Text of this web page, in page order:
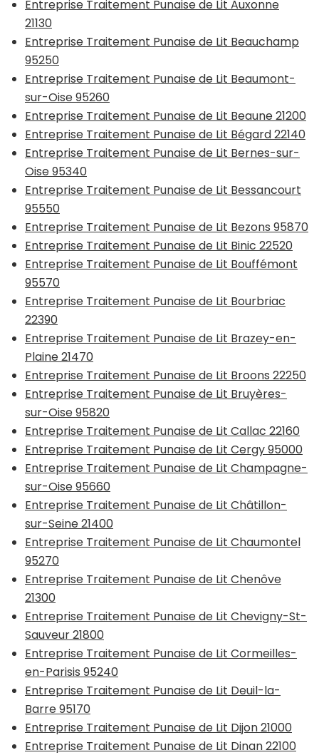
Entreprise Traitement Punaise de Lit Auxonne
21130
Entreprise Traitement Punaise de Lit Beauchamp
95250
Entreprise Traitement Punaise de Lit Beaumont-
sur-Oise 95260
Entreprise Traitement Punaise de Lit Beaune 21200
Entreprise Traitement Punaise de Lit Bégard 22140
Entreprise Traitement Punaise de Lit Bernes-sur-
Oise 95340
Entreprise Traitement Punaise de Lit Bessancourt
95550
Entreprise Traitement Punaise de Lit Bezons 95870
Entreprise Traitement Punaise de Lit Binic 22520
Entreprise Traitement Punaise de Lit Bouffémont
95570
Entreprise Traitement Punaise de Lit Bourbriac
22390
Entreprise Traitement Punaise de Lit Brazey-en-
Plaine 21470
Entreprise Traitement Punaise de Lit Broons 22250
Entreprise Traitement Punaise de Lit Bruyères-
sur-Oise 95820
Entreprise Traitement Punaise de Lit Callac 22160
Entreprise Traitement Punaise de Lit Cergy 95000
Entreprise Traitement Punaise de Lit Champagne-
sur-Oise 95660
Entreprise Traitement Punaise de Lit Châtillon-
sur-Seine 21400
Entreprise Traitement Punaise de Lit Chaumontel
95270
Entreprise Traitement Punaise de Lit Chenôve
21300
Entreprise Traitement Punaise de Lit Chevigny-St-
Sauveur 21800
Entreprise Traitement Punaise de Lit Cormeilles-
en-Parisis 95240
Entreprise Traitement Punaise de Lit Deuil-la-
Barre 95170
Entreprise Traitement Punaise de Lit Dijon 21000
Entreprise Traitement Punaise de Lit Dinan 22100